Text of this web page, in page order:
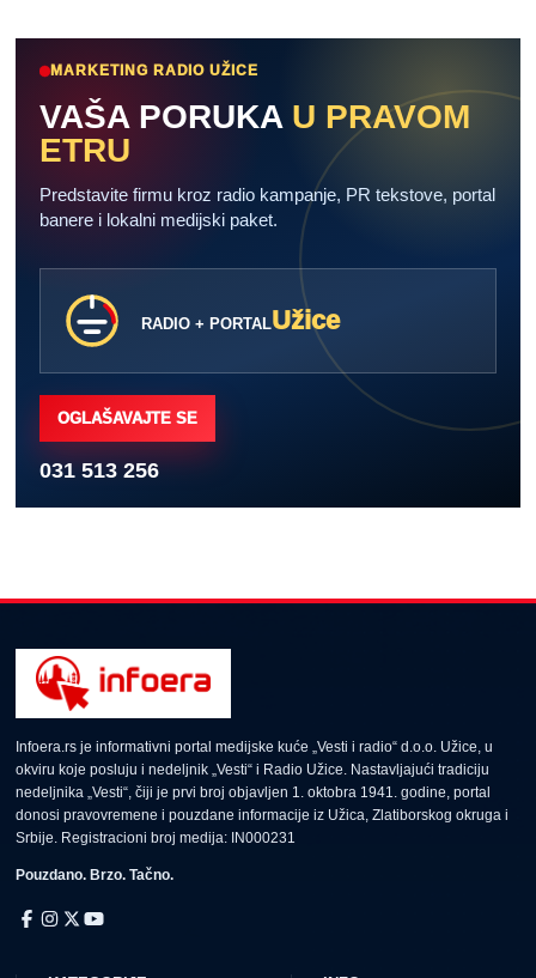
MARKETING RADIO UŽICE
VAŠA PORUKA U PRAVOM
ETRU
Predstavite firmu kroz radio kampanje, PR tekstove, portal
banere i lokalni medijski paket.
RADIO + PORTALUžice
OGLAŠAVAJTE SE
031 513 256
Infoera.rs je informativni portal medijske kuće „Vesti i radio“ d.o.o. Užice, u
okviru koje posluju i nedeljnik „Vesti“ i Radio Užice. Nastavljajući tradiciju
nedeljnika „Vesti“, čiji je prvi broj objavljen 1. oktobra 1941. godine, portal
donosi pravovremene i pouzdane informacije iz Užica, Zlatiborskog okruga i
Srbije. Registracioni broj medija: IN000231
Pouzdano. Brzo. Tačno.